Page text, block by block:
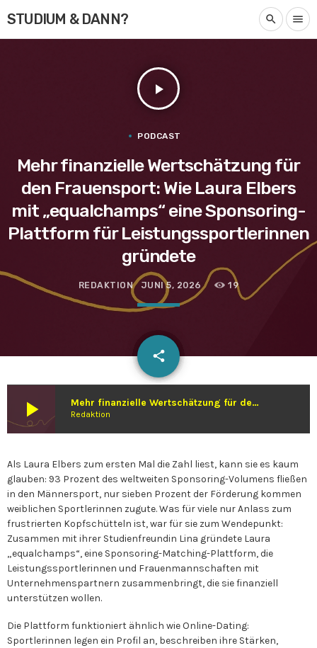
STUDIUM & DANN? search menu
play_arrow
PODCAST
Mehr finanzielle Wertschätzung für
den Frauensport: Wie Laura Elbers
mit „equalchamps“ eine Sponsoring-
Plattform für Leistungssportlerinnen
gründete
REDAKTION JUNI 5, 2026 19
share
email
play_arrow Mehr finanzielle Wertschätzung für den Frauensport: Wie Laura Elbers mit „equalchamps“ eine Sponsoring-Plattform für Leistungssportlerinnen gründete
Redaktion
Als Laura Elbers zum ersten Mal die Zahl liest, kann sie es kaum
glauben: 93 Prozent des weltweiten Sponsoring-Volumens fließen
in den Männersport, nur sieben Prozent der Förderung kommen
weiblichen Sportlerinnen zugute. Was für viele nur Anlass zum
frustrierten Kopfschütteln ist, war für sie zum Wendepunkt:
Zusammen mit ihrer Studienfreundin Lina gründete Laura
„equalchamps“, eine Sponsoring-Matching-Plattform, die
Leistungssportlerinnen und Frauenmannschaften mit
Unternehmenspartnern zusammenbringt, die sie finanziell
unterstützen wollen.
Die Plattform funktioniert ähnlich wie Online-Dating:
Sportlerinnen legen ein Profil an, beschreiben ihre Stärken,